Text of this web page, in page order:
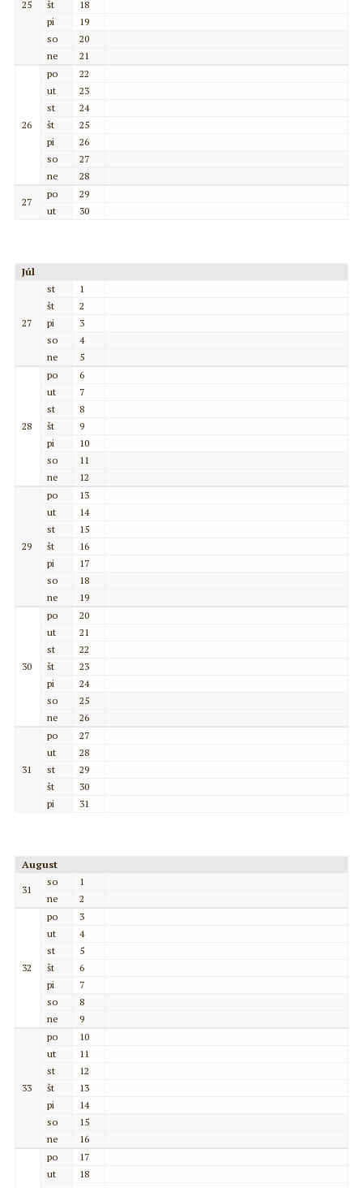
25
št
18
pi
19
so
20
ne
21
26
po
22
ut
23
st
24
št
25
pi
26
so
27
ne
28
27
po
29
ut
30
Júl
27
st
1
št
2
pi
3
so
4
ne
5
28
po
6
ut
7
st
8
št
9
pi
10
so
11
ne
12
29
po
13
ut
14
st
15
št
16
pi
17
so
18
ne
19
30
po
20
ut
21
st
22
št
23
pi
24
so
25
ne
26
31
po
27
ut
28
st
29
št
30
pi
31
August
31
so
1
ne
2
32
po
3
ut
4
st
5
št
6
pi
7
so
8
ne
9
33
po
10
ut
11
st
12
št
13
pi
14
so
15
ne
16
po
17
ut
18